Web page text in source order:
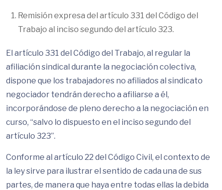
Remisión expresa del artículo 331 del Código del
Trabajo al inciso segundo del artículo 323.
El artículo 331 del Código del Trabajo, al regular la
afiliación sindical durante la negociación colectiva,
dispone que los trabajadores no afiliados al sindicato
negociador tendrán derecho a afiliarse a él,
incorporándose de pleno derecho a la negociación en
curso, “salvo lo dispuesto en el inciso segundo del
artículo 323”.
Conforme al artículo 22 del Código Civil, el contexto de
la ley sirve para ilustrar el sentido de cada una de sus
partes, de manera que haya entre todas ellas la debida